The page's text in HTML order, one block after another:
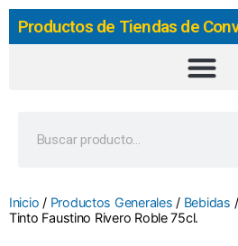
Productos de Tiendas de
Inicio / Productos Generales / Bebidas /
Tinto Faustino Rivero Roble 75cl.